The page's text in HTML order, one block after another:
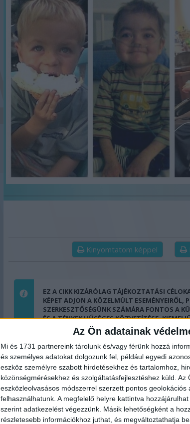
Az Ön adatainak
Mi és 1731 partnereink tárolunk és/vagy férünk hozzá
és személyes adatokat dolgozunk fel, például egyedi
eszköz személyre szabott hirdetésekhez és tartalomhoz,
közönségmérésekhez és szolgáltatásfejlesztéshez küld. Az
eszközleolvasásos módszerrel szerzett pontos
felhasználhatunk. A megfelelő helyre kattintva
szerint adatkezelést végezzünk. Másik lehetőségként a
részletesebb információkhoz juthat, és megváltoztathatja
Kinyomtatom képpel
EZ A CIKK KIZÁRÓLAG TÁJÉKOZTATÁSI
KÉPET ADJON A KÖZELMÚLT
SZERKESZTŐSÉGÜNK SZÁMÁRA FONTOS A
ÉS A TÉNYEK HŰSÉGES KÖZVETÍTÉSE.
POLITIKAI CÉLZATOT, NEM ÁLL EGYIK VAGY
NYÚJT JOGI VAGY EGYÉB SZEMÉLYRE
BELÁTÁSUK SZERINT ÉRTELMEZHETIK AZ
MEGFELELŐEN SEMMIFÉLE FELELŐSSÉGET
ÉRTELMEZÉSEKBŐL EREDŐ
Előző cikk:
Maga Orbán Viktor jelentette be : Olyan